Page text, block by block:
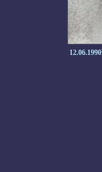
12.06.1990